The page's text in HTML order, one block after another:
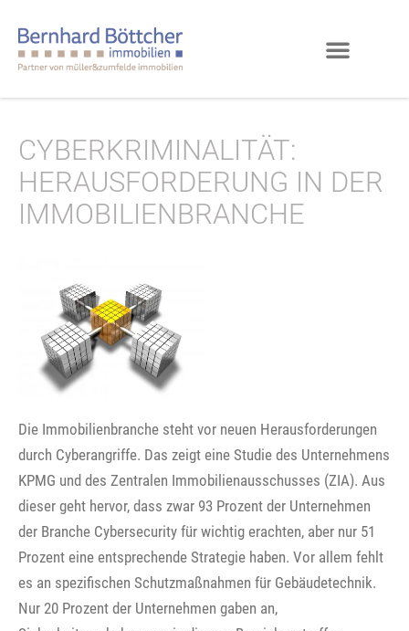
CYBERKRIMINALITÄT:
HERAUSFORDERUNG IN DER
IMMOBILIENBRANCHE
Die Immobilienbranche steht vor neuen Herausforderungen
durch Cyberangriffe. Das zeigt eine Studie des Unternehmens
KPMG und des Zentralen Immobilienausschusses (ZIA). Aus
dieser geht hervor, dass zwar 93 Prozent der Unternehmen
der Branche Cybersecurity für wichtig erachten, aber nur 51
Prozent eine entsprechende Strategie haben. Vor allem fehlt
es an spezifischen Schutzmaßnahmen für Gebäudetechnik.
Nur 20 Prozent der Unternehmen gaben an,